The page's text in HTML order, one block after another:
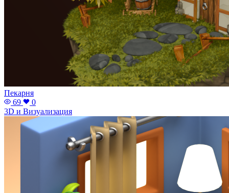
Пекарня
69
0
3D и Визуализация